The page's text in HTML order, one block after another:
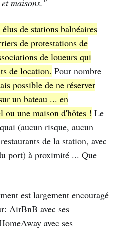
de stations balnéaires
de protestations de
de loueurs qui
de location. Pour nombre
possible de ne réserver
un bateau ... en
ou une maison d'hôtes ! Le
(aucun risque, aucun
de la station, avec
port) à proximité ... Que
est largement encouragé
AirBnB avec ses
avec ses